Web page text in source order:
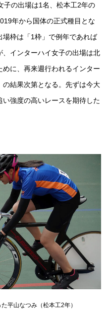
子の出場は1名、松本工2年の
年から国体の正式種目とな
場枠は「1枠」で例年であれば
インターハイ女子の出場は北
に、再来週行われるインター
結果次第となる。先ずは今大
強度の高いレースを期待した
平山なつみ（松本工2年）